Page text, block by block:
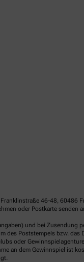
46-48, 60486
oder Postkarte senden
und bei Zusendung
des Poststempels bzw.
oder
an dem Gewinnspiel ist